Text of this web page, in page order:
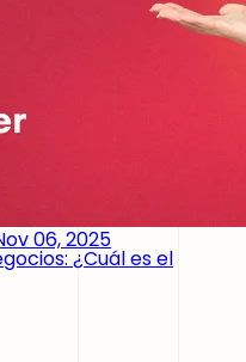
06, 2025
¿Cuál es el